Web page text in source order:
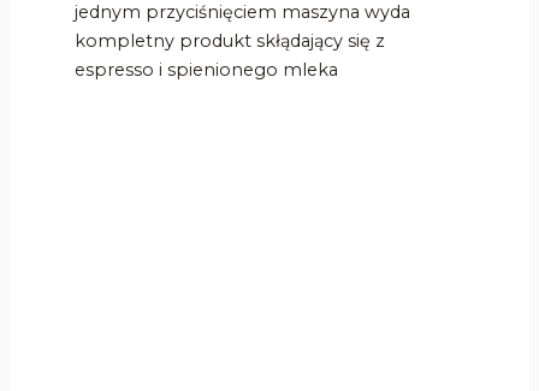
jednym przyciśnięciem maszyna wyda
kompletny produkt skłądający się z
espresso i spienionego mleka